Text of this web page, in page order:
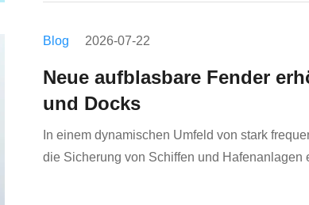
Blog 2026-07-22
Neue aufblasbare Fender
und Docks
In einem dynamischen Umfeld von stark
die Sicherung von Schiffen und